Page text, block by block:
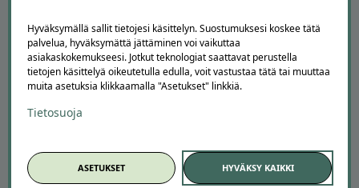
Kuinka Offerilla toimii
Usein kysytyt kysymykset
Suosittele Offerillaa
TUTUSTU MEIHIN
Tietoa meistä
Tilaa uutiskirje
Avoimet työpaikat
Hyväksymällä sallit tietojesi käsittelyn. Suostumuksesi koskee tätä
palvelua, hyväksymättä jättäminen voi vaikuttaa
asiakaskokemukseesi. Jotkut teknologiat saattavat perustella
tietojen käsittelyä oikeutetulla edulla, voit vastustaa tätä tai muuttaa
muita asetuksia klikkaamalla "Asetukset" linkkiä.
Tietosuoja
ASETUKSET HYVÄKSY KAIKKI